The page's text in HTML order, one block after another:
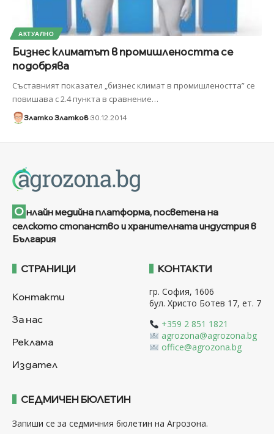
АКТУАЛНО
Бизнес климатът в промишлеността се
подобрява
Съставният показател „бизнес климат в промишлеността” се
повишава с 2.4 пункта в сравнение…
Златко Златков 30.12.2014
О нлайн медийна платформа, посветена на
селското стопанство и хранителната индустрия в
България
СТРАНИЦИ
Контакти
За нас
Реклама
Издател
КОНТАКТИ
гр. София, 1606
бул. Христо Ботев 17, ет. 7
+359 2 851 1821
agrozona@agrozona.bg
office@agrozona.bg
СЕДМИЧЕН БЮЛЕТИН
Запиши се за седмичния бюлетин на Агрозона.